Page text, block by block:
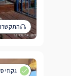
התקשרו
גקוזי